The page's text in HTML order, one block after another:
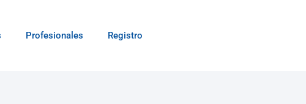
Profesionales Registro